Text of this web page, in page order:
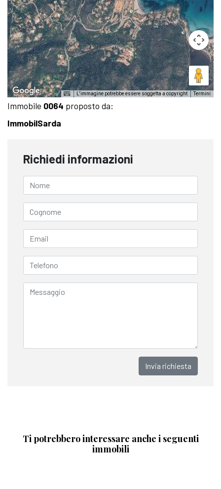
L'immagine potrebbe essere soggetta a copyright Termini
Immobile 0064 proposto da:
ImmobilSarda
Richiedi informazioni
Invia richiesta
Ti potrebbero interessare anche i seguenti
immobili